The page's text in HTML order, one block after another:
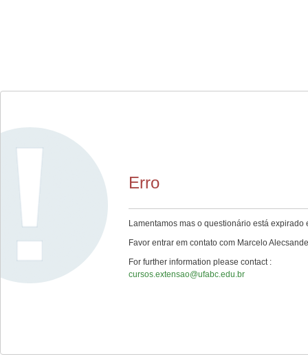
Erro
Lamentamos mas o questionário está expirado
Favor entrar em contato com Marcelo
For further information please contact :
cursos.extensao@ufabc.edu.br